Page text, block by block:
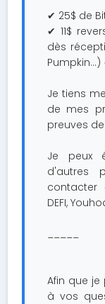
✔ 25$ de
✔ 11$
dès
Pumpkin...)
Je tiens
de mes
preuves
Je peux
d'autres
contacter
DEFI,
_____
Afin que
à vos